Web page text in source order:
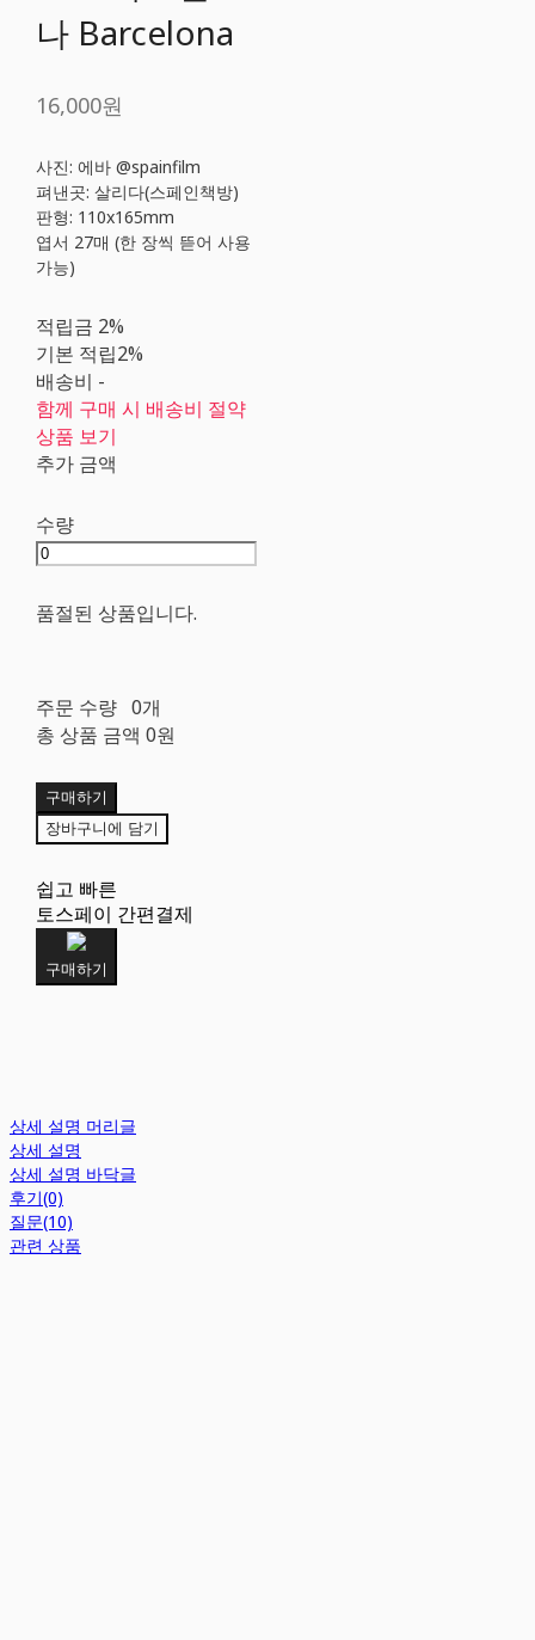
나 Barcelona
16,000원
사진: 에바 @spainfilm
펴낸곳: 살리다(스페인책방)
판형: 110x165mm
엽서 27매 (한 장씩 뜯어 사용
가능)
적립금 2%
기본 적립2%
배송비 -
함께 구매 시 배송비 절약
상품 보기
추가 금액
수량
품절된 상품입니다.
주문 수량 0개
총 상품 금액 0원
구매하기
장바구니에 담기
쉽고 빠른
토스페이 간편결제
구매하기
상세 설명 머리글
상세 설명
상세 설명 바닥글
후기(0)
질문(10)
관련 상품